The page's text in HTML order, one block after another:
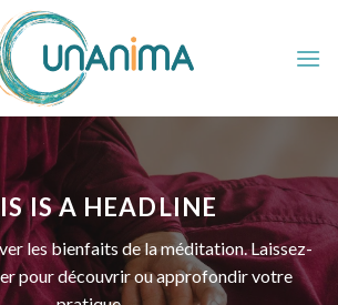
IS A HEADLINE
les bienfaits de la méditation. Laissez-
pour découvrir ou approfondir votre